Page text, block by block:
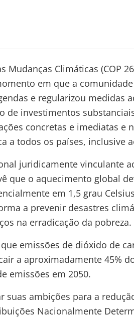
Mudanças Climáticas (COP
em que a
e regularizou medidas
de investimentos
concretas e imediatas e
a todos os países, inclusive
juridicamente vinculante
que o aquecimento global
em 1,5 grau
a prevenir desastres
na erradicação da pobreza.
emissões de dióxido de
a aproximadamente 45%
emissões em 2050.
suas ambições para a
Nacionalmente